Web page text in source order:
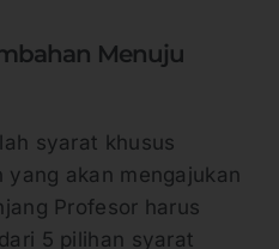
Menuju
syarat khusus
yang akan mengajukan
Profesor harus
5 pilihan syarat